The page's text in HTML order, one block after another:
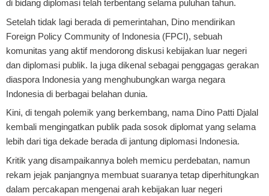
di bidang diplomasi telah terbentang selama puluhan tahun.
Setelah tidak lagi berada di pemerintahan, Dino mendirikan
Foreign Policy Community of Indonesia (FPCI), sebuah
komunitas yang aktif mendorong diskusi kebijakan luar negeri
dan diplomasi publik. Ia juga dikenal sebagai penggagas gerakan
diaspora Indonesia yang menghubungkan warga negara
Indonesia di berbagai belahan dunia.
Kini, di tengah polemik yang berkembang, nama Dino Patti Djalal
kembali mengingatkan publik pada sosok diplomat yang selama
lebih dari tiga dekade berada di jantung diplomasi Indonesia.
Kritik yang disampaikannya boleh memicu perdebatan, namun
rekam jejak panjangnya membuat suaranya tetap diperhitungkan
dalam percakapan mengenai arah kebijakan luar negeri